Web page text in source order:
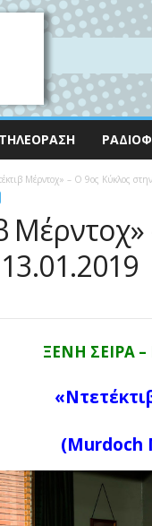
ΤΗΛΕΌΡΑΣΗ
Μέρντοχ» – Ο 9ος Κύκλος
ΞΕΝΗ ΣΕΙΡΑ
(Murdoch